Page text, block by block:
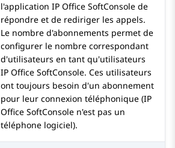
l'application IP Office SoftConsole de
répondre et de rediriger les appels.
Le nombre d'abonnements permet de
configurer le nombre correspondant
d'utilisateurs en tant qu'utilisateurs
IP Office SoftConsole. Ces utilisateurs
ont toujours besoin d'un abonnement
pour leur connexion téléphonique (IP
Office SoftConsole n'est pas un
téléphone logiciel).